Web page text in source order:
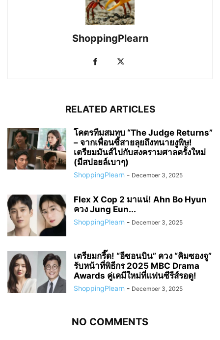
ShoppingPlearn
RELATED ARTICLES
โคตรทีมสมทบ “The Judge Returns”
– จากเพื่อนซี้สายลุยถึงทนายงูพิษ!
เตรียมมันส์ไปกับสงครามศาลครั้งใหม่
(มีสปอยล์เบาๆ)
ShoppingPlearn - December 3, 2025
Flex X Cop 2 มาแน่! Ahn Bo Hyun
ควง Jung Eun...
ShoppingPlearn - December 3, 2025
เตรียมกรี๊ด! “อีซอนบิน” ควง “คิมซองจู”
รับหน้าที่พิธีกร 2025 MBC Drama
Awards คู่เคมีใหม่ที่แฟนซีรีส์รอดู!
ShoppingPlearn - December 3, 2025
NO COMMENTS